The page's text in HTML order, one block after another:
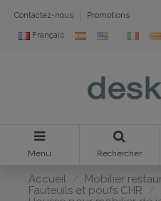
Contactez-nous Promotions
Français
Menu Rechercher
Accueil
Mobilier
Fauteuils et poufs CHR